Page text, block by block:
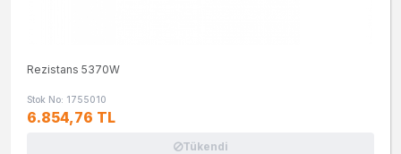
Rezistans 5370W
Stok No: 1755010
6.854,76 TL
Tükendi